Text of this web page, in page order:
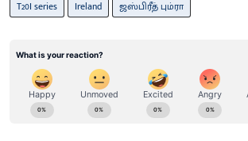
T20I series Ireland ஜஸ்பிரீத் பும்ரா